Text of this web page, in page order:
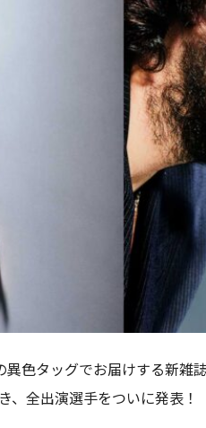
色タッグでお届けする新雑
、全出演選手をついに発表！